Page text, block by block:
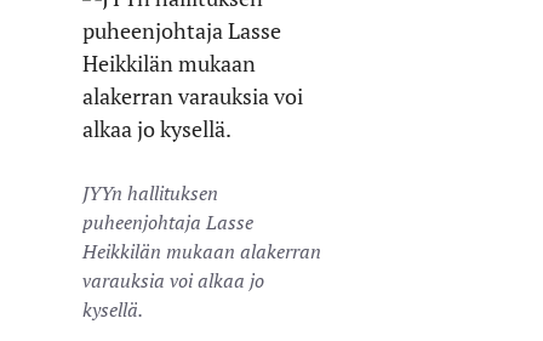
JYYn hallituksen
puheenjohtaja Lasse
Heikkilän mukaan alakerran
varauksia voi alkaa jo
kysellä.